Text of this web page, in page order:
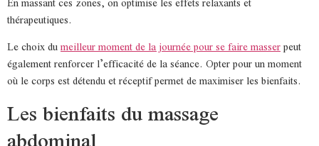
thérapeutiques.
Le choix dumeilleur moment de la journée pour se faire masserpeut
également renforcer l’efficacité de la séance. Opter pour un moment
où le corps est détendu et réceptif permet de maximiser les bienfaits.
Les bienfaits du massage